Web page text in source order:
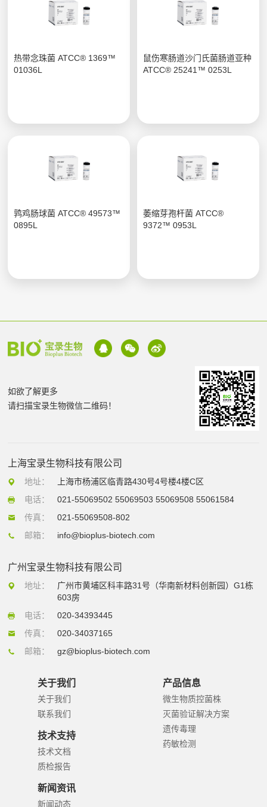
热带念珠菌 ATCC® 1369™
01036L
鼠伤寒肠道沙门氏菌肠道亚种
ATCC® 25241™ 0253L
鹑鸡肠球菌 ATCC® 49573™
0895L
萎缩芽孢杆菌 ATCC®
9372™ 0953L
如欲了解更多
请扫描宝录生物微信二维码！
上海宝录生物科技有限公司
地址：
上海市杨浦区临青路430号4号楼4楼C区
电话：
021-55069502 55069503 55069508 55061584
传真：
021-55069508-802
邮箱：
info@bioplus-biotech.com
广州宝录生物科技有限公司
地址：
广州市黄埔区科丰路31号（华南新材料创新园）G1栋
603房
电话：
020-34393445
传真：
020-34037165
邮箱：
gz@bioplus-biotech.com
关于我们
关于我们
联系我们
技术支持
技术文档
质检报告
新闻资讯
新闻动态
产品信息
微生物质控菌株
灭菌验证解决方案
遗传毒理
药敏检测